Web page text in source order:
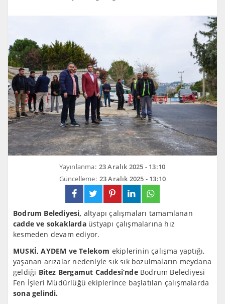
Yayınlanma: 23 Aralık 2025 - 13:10
Güncelleme: 23 Aralık 2025 - 13:10
Bodrum Belediyesi, altyapı çalışmaları tamamlanan
cadde ve sokaklardaüstyapı çalışmalarına hız
kesmeden devam ediyor.
MUSKİ, AYDEM ve Telekom ekiplerinin çalışma yaptığı,
yaşanan arızalar nedeniyle sık sık bozulmaların meydana
geldiği Bitez Bergamut Caddesi’ndeBodrum Belediyesi
Fen İşleri Müdürlüğü ekiplerince başlatılan çalışmalarda
sona gelindi.